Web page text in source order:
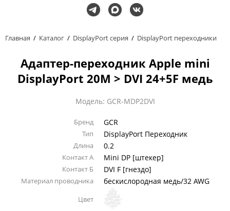
Главная / Каталог / DisplayPort серия / DisplayPort переходники
Адаптер-переходник Apple mini
DisplayPort 20M > DVI 24+5F медь
Модель: GCR-MDP2DVI
Бренд GCR
Тип DisplayPort Переходник
Длина 0.2
Контакт А Mini DP [штекер]
Контакт Б DVI F [гнездо]
Материал проводника бескислородная медь/32 AWG
Цвет